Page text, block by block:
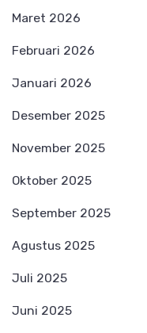
Maret 2026
Februari 2026
Januari 2026
Desember 2025
November 2025
Oktober 2025
September 2025
Agustus 2025
Juli 2025
Juni 2025